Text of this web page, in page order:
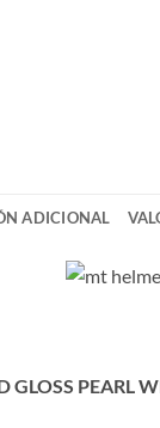
ADICIONAL
GLOSS PEARL